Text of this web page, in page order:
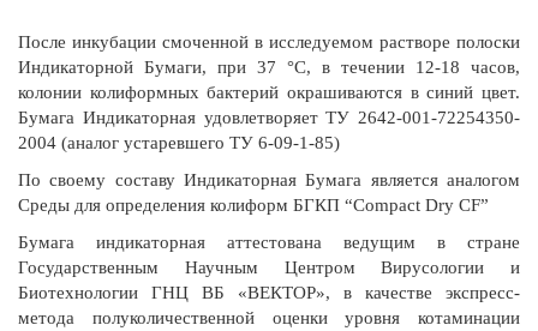
После инкубации смоченной в исследуемом растворе полоски
Индикаторной Бумаги, при 37 °С, в течении 12-18 часов,
колонии колиформных бактерий окрашиваются в синий цвет.
Бумага Индикаторная удовлетворяет ТУ 2642-001-72254350-
2004 (аналог устаревшего ТУ 6-09-1-85)
По своему составу Индикаторная Бумага является аналогом
Среды для определения колиформ БГКП “Compact Dry CF”
Бумага индикаторная аттестована ведущим в стране
Государственным Научным Центром Вирусологии и
Биотехнологии ГНЦ ВБ «ВЕКТОР», в качестве экспресс-
метода полуколичественной оценки уровня котаминации